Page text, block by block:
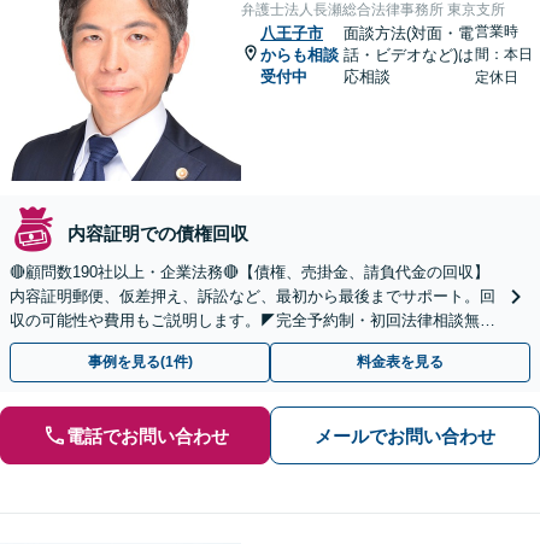
弁護士法人長瀬総合法律事務所 東京支所
八王子市
からも相談
受付中
面談方法(対面・電
話・ビデオなど)は
応相談
営業時
間：本日
定休日
内容証明での債権回収
🔴顧問数190社以上・企業法務🔴【債権、売掛金、請負代金の回収】
内容証明郵便、仮差押え、訴訟など、最初から最後までサポート。回
収の可能性や費用もご説明します。◤完全予約制・初回法律相談無料
◢
事例を見る(1件) 料金表を見る
電話でお問い合わせ メールでお問い合わせ